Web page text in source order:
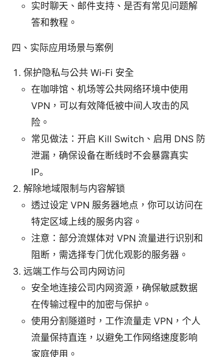
实时聊天、邮件支持、是否有常见问题解
答和教程。
四、实际应用场景与案例
保护隐私与公共 Wi‑Fi 安全
在咖啡馆、机场等公共网络环境中使用
VPN，可以有效降低被中间人攻击的风
险。
常见做法：开启 Kill Switch、启用 DNS 防
泄漏，确保设备在断线时不会暴露真实
IP。
解除地域限制与内容解锁
透过设定 VPN 服务器地点，你可以访问在
特定区域上线的服务内容。
注意：部分流媒体对 VPN 流量进行识别和
阻断，需选择专门优化观影的服务器。
远端工作与公司内网访问
安全地连接公司内网资源，确保敏感数据
在传输过程中的加密与保护。
使用分割隧道时，工作流量走 VPN，个人
流量保持直连，以避免工作网络速度影响
家庭使用。